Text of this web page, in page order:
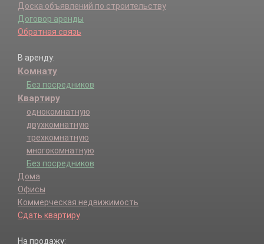
Доска объявлений по строительству
Договор аренды
Обратная связь
В аренду:
Комнату
Без посредников
Квартиру
однокомнатную
двухкомнатную
трехкомнатную
многокомнатную
Без посредников
Дома
Офисы
Коммерческая недвижимость
Сдать квартиру
На продажу: